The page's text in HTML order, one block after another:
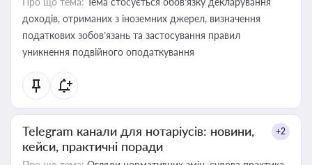
доходів, отриманих з іноземних джерел, визначення
податкових зобов’язань та застосування правил
уникнення подвійного оподаткування
Telegram канали для нотаріусів: новини,
кейси, практичні поради
+2